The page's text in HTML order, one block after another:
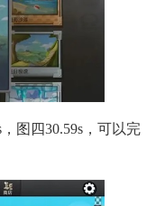
图四30.59s，可以完